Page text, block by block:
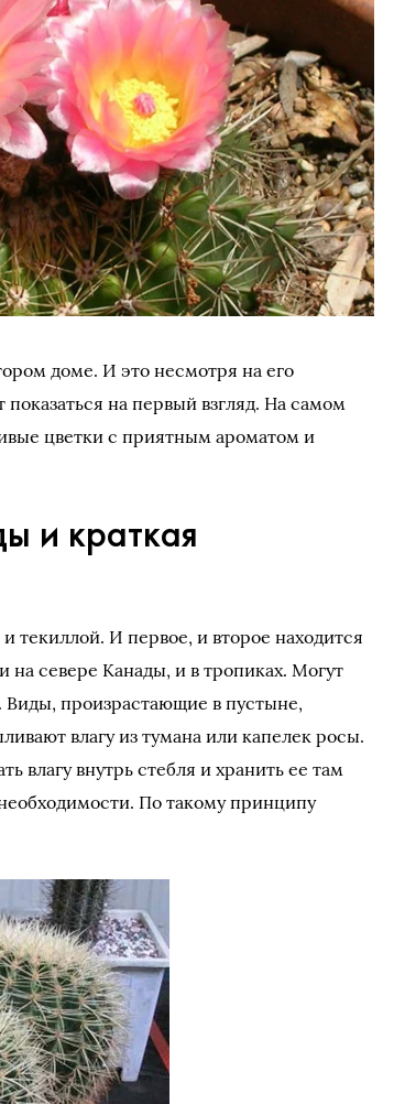
доме. И это несмотря на его
на первый взгляд. На самом
цветки с приятным ароматом и
и краткая
текиллой. И первое, и второе находится
севере Канады, и в тропиках. Могут
Виды, произрастающие в пустыне,
влагу из тумана или капелек росы.
влагу внутрь стебля и хранить ее там
По такому принципу